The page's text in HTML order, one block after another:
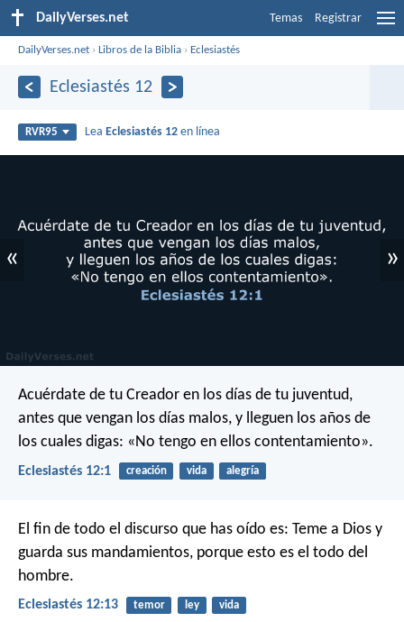
DailyVerses.net Temas Registrar
DailyVerses.net ›Libros de la Biblia › Eclesiastés
Eclesiastés 12
RVR95 Lea Eclesiastés 12 en línea
« »
Acuérdate de tu Creador en los días de tu juventud,
antes que vengan los días malos, y lleguen los años de
los cuales digas: «No tengo en ellos contentamiento».
Eclesiastés 12:1 creación vida alegría
El fin de todo el discurso que has oído es: Teme a Dios y
guarda sus mandamientos, porque esto es el todo del
hombre.
Eclesiastés 12:13 temor ley vida